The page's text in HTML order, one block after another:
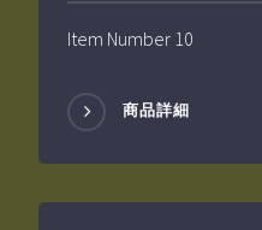
Item Number 10
商品詳細